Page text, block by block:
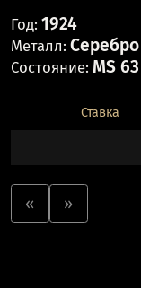
Год: 1924
Металл: Серебро
Состояние: MS 63
Ставка
« »